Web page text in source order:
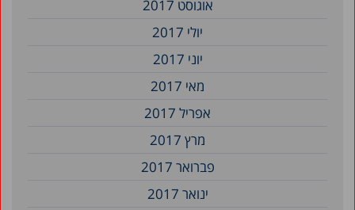
אוגוסט 2017
יולי 2017
יוני 2017
מאי 2017
אפריל 2017
מרץ 2017
פברואר 2017
ינואר 2017